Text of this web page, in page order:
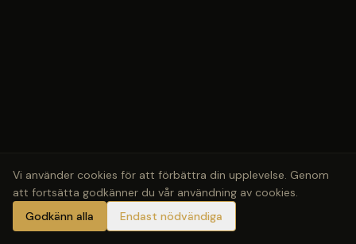
Vi använder cookies för att förbättra din upplevelse. Genom
att fortsätta godkänner du vår användning av cookies.
Godkänn alla
Endast nödvändiga